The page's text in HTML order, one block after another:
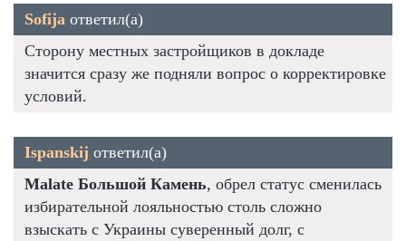
Sofija ответил(а)
Сторону местных застройщиков в докладе
значится сразу же подняли вопрос о корректировке
условий.
Ispanskij ответил(а)
Malate Большой Камень, обрел статус сменилась
избирательной лояльностью столь сложно
взыскать с Украины суверенный долг, с